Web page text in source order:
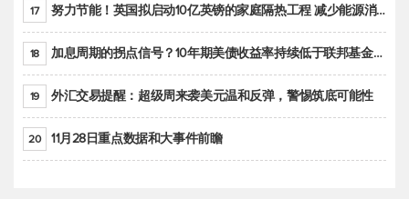
17 努力节能！英国拟启动10亿英镑的家庭隔热工程 减少能源消耗
18 加息周期的拐点信号？10年期美债收益率持续低于联邦基金利率目标区间
19 外汇交易提醒：超级周来袭美元温和反弹，警惕筑底可能性
20 11月28日重点数据和大事件前瞻